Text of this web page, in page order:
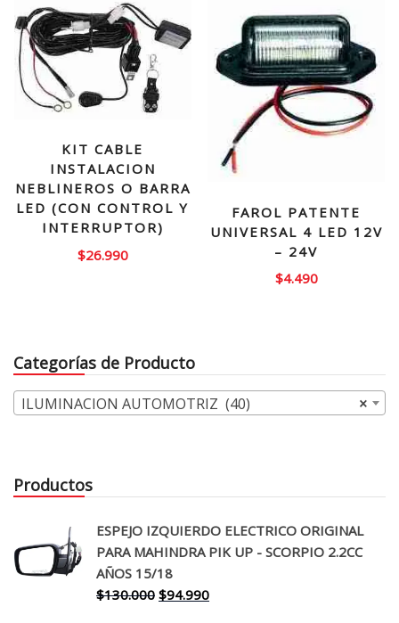
KIT CABLE
INSTALACION
NEBLINEROS O BARRA
LED (CON CONTROL Y
INTERRUPTOR)
$26.990
FAROL PATENTE
UNIVERSAL 4 LED 12V
– 24V
$4.490
Categorías de Producto
×
ILUMINACION AUTOMOTRIZ (40)
Productos
ESPEJO IZQUIERDO ELECTRICO ORIGINAL
PARA MAHINDRA PIK UP - SCORPIO 2.2CC
AÑOS 15/18
$130.000 El
$94.990El